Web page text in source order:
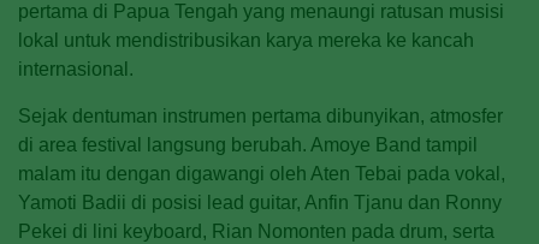
pertama di Papua Tengah yang menaungi ratusan musisi
lokal untuk mendistribusikan karya mereka ke kancah
internasional.
Sejak dentuman instrumen pertama dibunyikan, atmosfer
di area festival langsung berubah. Amoye Band tampil
malam itu dengan digawangi oleh Aten Tebai pada vokal,
Yamoti Badii di posisi lead guitar, Anfin Tjanu dan Ronny
Pekei di lini keyboard, Rian Nomonten pada drum, serta